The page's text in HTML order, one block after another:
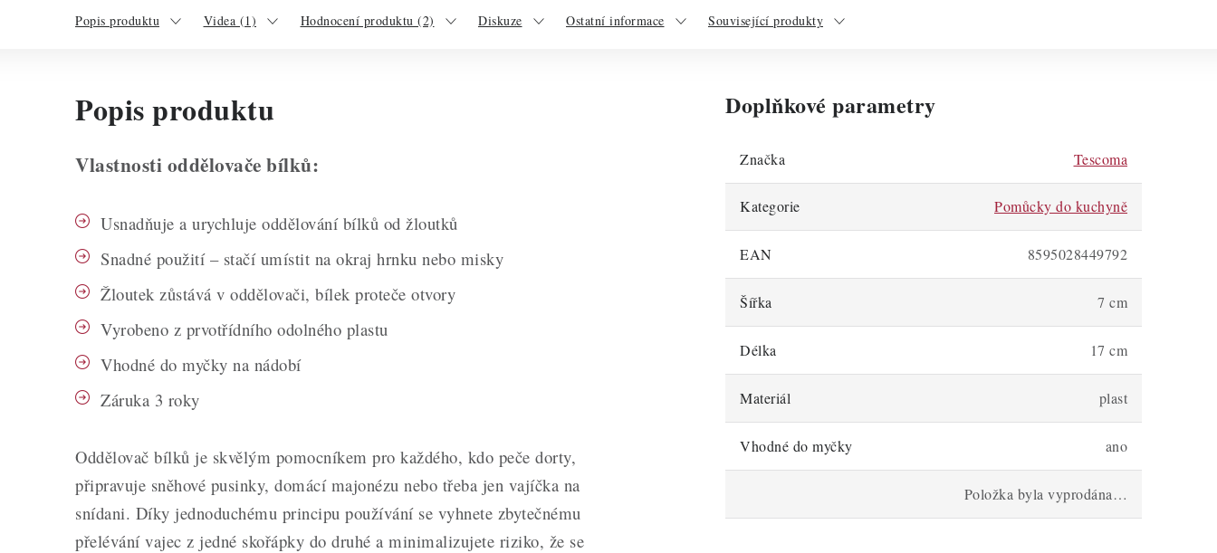
Popis produktu Videa (1) Hodnocení produktu (2) Diskuze Ostatní informace Související produkty
Popis produktu
Vlastnosti oddělovače bílků:
Usnadňuje a urychluje oddělování bílků od žloutků
Snadné použití – stačí umístit na okraj hrnku nebo misky
Žloutek zůstává v oddělovači, bílek proteče otvory
Vyrobeno z prvotřídního odolného plastu
Vhodné do myčky na nádobí
Záruka 3 roky
Oddělovač bílků je skvělým pomocníkem pro každého, kdo peče dorty,
připravuje sněhové pusinky, domácí majonézu nebo třeba jen vajíčka na
snídani. Díky jednoduchému principu používání se vyhnete zbytečnému
přelévání vajec z jedné skořápky do druhé a minimalizujete riziko, že se
Doplňkové parametry
Značka Tescoma
Kategorie Pomůcky do kuchyně
EAN 8595028449792
Šířka 7 cm
Délka 17 cm
Materiál plast
Vhodné do myčky ano
Položka byla vyprodána…